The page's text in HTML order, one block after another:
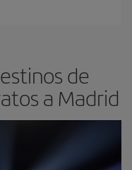
de
a Madrid